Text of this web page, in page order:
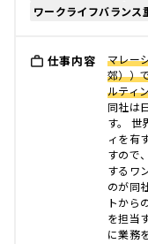
ワークライフバランス
仕事内容
マレー
郊））
ルティ
同社は
す。 世
ィを有
すので
するワ
のが同
トから
を担当
に業務